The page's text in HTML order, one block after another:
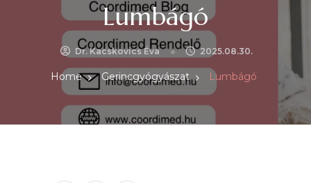
Lumbágó
Dr. Kacskovics Éva 2025.08.30.
Home Gerincgyógyászat Lumbágó